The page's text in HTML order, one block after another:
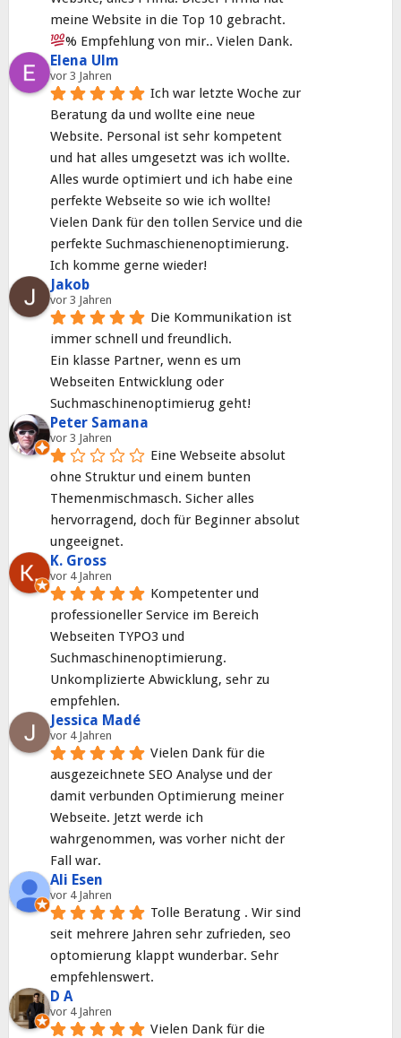
meine Website in die Top 10 gebracht.
% Empfehlung von mir.. Vielen Dank.
Elena Ulm
vor 3 Jahren
Ich war letzte Woche zur
Beratung da und wollte eine neue
Website. Personal ist sehr kompetent
und hat alles umgesetzt was ich wollte.
Alles wurde optimiert und ich habe eine
perfekte Webseite so wie ich wollte!
Vielen Dank für den tollen Service und die
perfekte Suchmaschienenoptimierung.
Ich komme gerne wieder!
Jakob
vor 3 Jahren
Die Kommunikation ist
immer schnell und freundlich.
Ein klasse Partner, wenn es um
Webseiten Entwicklung oder
Suchmaschinenoptimierug geht!
Peter Samana
vor 3 Jahren
Eine Webseite absolut
ohne Struktur und einem bunten
Themenmischmasch. Sicher alles
hervorragend, doch für Beginner absolut
ungeeignet.
K. Gross
vor 4 Jahren
Kompetenter und
professioneller Service im Bereich
Webseiten TYPO3 und
Suchmaschinenoptimierung.
Unkomplizierte Abwicklung, sehr zu
empfehlen.
Jessica Madé
vor 4 Jahren
Vielen Dank für die
ausgezeichnete SEO Analyse und der
damit verbunden Optimierung meiner
Webseite. Jetzt werde ich
wahrgenommen, was vorher nicht der
Fall war.
Ali Esen
vor 4 Jahren
Tolle Beratung . Wir sind
seit mehrere Jahren sehr zufrieden, seo
optomierung klappt wunderbar. Sehr
empfehlenswert.
D A
vor 4 Jahren
Vielen Dank für die